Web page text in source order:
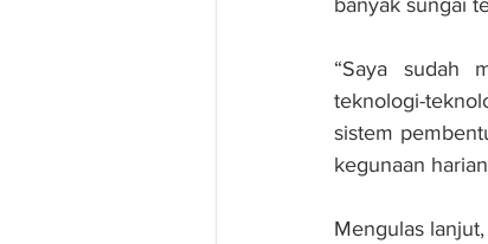
banyak sungai
“Saya sudah
teknologi-
sistem
kegunaan
Mengulas